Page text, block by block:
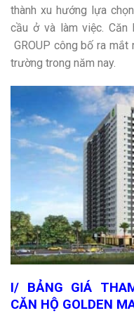
thành xu hướng lựa
cầu ở và làm việc.
GROUP công bố ra
trường trong năm nay.
I/ BẢNG GIÁ
CĂN HỘ GOLDEN